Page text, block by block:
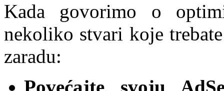
Kada govorimo o
nekoliko stvari koje
zaradu: